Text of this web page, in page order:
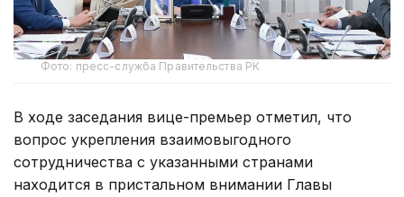
Фото: пресс-служба Правительства РК
В ходе заседания вице-премьер отметил, что
вопрос укрепления взаимовыгодного
сотрудничества с указанными странами
находится в пристальном внимании Главы